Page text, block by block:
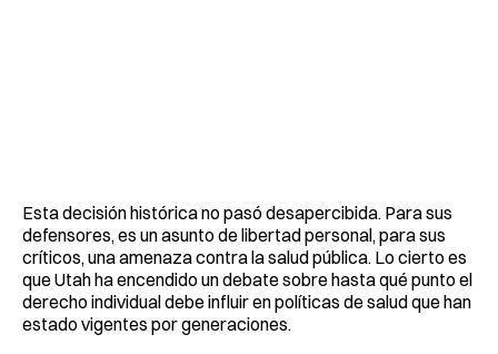
Esta decisión histórica no pasó desapercibida. Para sus
defensores, es un asunto de libertad personal, para sus
críticos, una amenaza contra la salud pública. Lo cierto es
que Utah ha encendido un debate sobre hasta qué punto el
derecho individual debe influir en políticas de salud que han
estado vigentes por generaciones.